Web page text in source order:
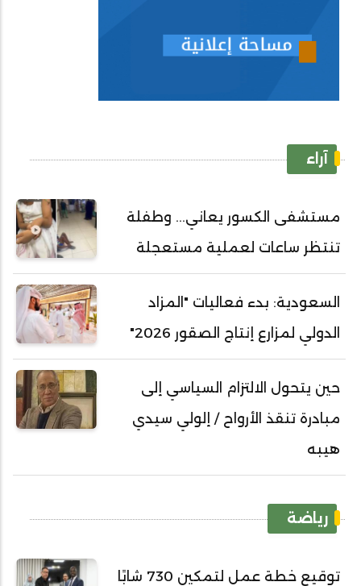
آراء
مستشفى الكسور يعاني... وطفلة
تنتظر ساعات لعملية مستعجلة
السعودية: بدء فعاليات "المزاد
الدولي لمزارع إنتاج الصقور 2026"
حين يتحول الالتزام السياسي إلى
مبادرة تنقذ الأرواح / إلولي سيدي
هيبه
رياضة
توقيع خطة عمل لتمكين 730 شابًا